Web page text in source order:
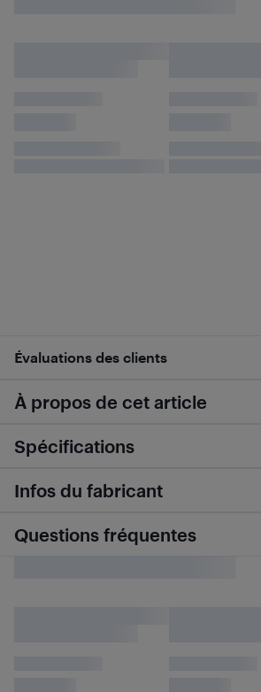
Évaluations des clients
À propos de cet article
Spécifications
Infos du fabricant
Questions fréquentes